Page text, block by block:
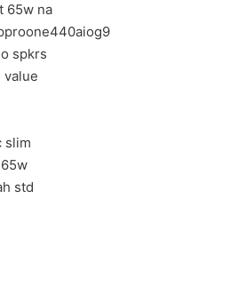
65w na
spkrs
value
slim
std